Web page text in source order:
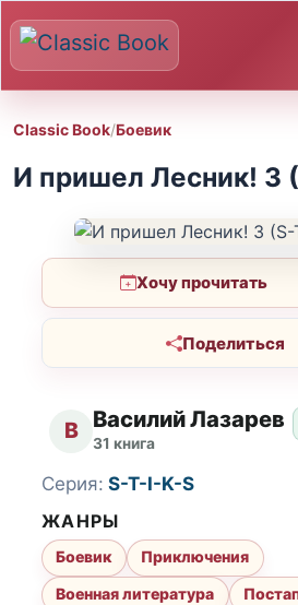
Classic Book/Боевик
И пришел Лесник! 3
Хочу прочитать
Поделиться
В Василий Лазарев
31 книга
Серия: S-T-I-K-S
ЖАНРЫ
Боевик
Приключения
Военная литература